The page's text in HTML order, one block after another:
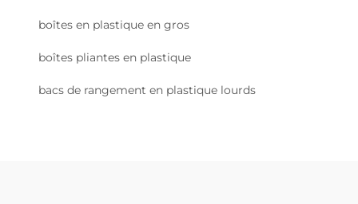
boîtes en plastique en gros
boîtes pliantes en plastique
bacs de rangement en plastique lourds